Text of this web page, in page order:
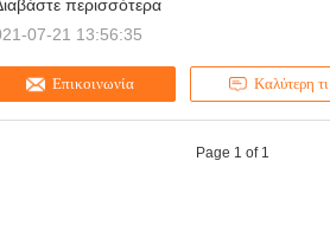
Επικοινωνία Καλύτερη
περισσότερα
07-21 13:56:35
Page 1 of 1